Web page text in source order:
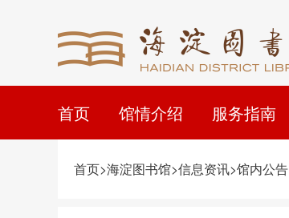
首页 馆情介绍 服务指南
首页>海淀图书馆>信息资讯>馆内公告